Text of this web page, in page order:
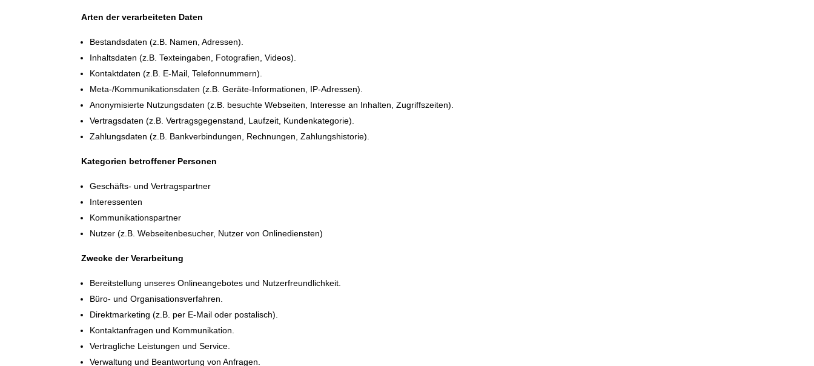
Arten der verarbeiteten Daten
Bestandsdaten (z.B. Namen, Adressen).
Inhaltsdaten (z.B. Texteingaben, Fotografien, Videos).
Kontaktdaten (z.B. E-Mail, Telefonnummern).
Meta-/Kommunikationsdaten (z.B. Geräte-Informationen, IP-Adressen).
Anonymisierte Nutzungsdaten (z.B. besuchte Webseiten, Interesse an Inhalten, Zugriffszeiten).
Vertragsdaten (z.B. Vertragsgegenstand, Laufzeit, Kundenkategorie).
Zahlungsdaten (z.B. Bankverbindungen, Rechnungen, Zahlungshistorie).
Kategorien betroffener Personen
Geschäfts- und Vertragspartner
Interessenten
Kommunikationspartner
Nutzer (z.B. Webseitenbesucher, Nutzer von Onlinediensten)
Zwecke der Verarbeitung
Bereitstellung unseres Onlineangebotes und Nutzerfreundlichkeit.
Büro- und Organisationsverfahren.
Direktmarketing (z.B. per E-Mail oder postalisch).
Kontaktanfragen und Kommunikation.
Vertragliche Leistungen und Service.
Verwaltung und Beantwortung von Anfragen.